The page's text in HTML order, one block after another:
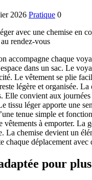
2026 Pratique 0
accompagne chaque
dans un sac. Le
Le vêtement se plie
légère et organisée. La
Elle convient aux
tissu léger apporte une
tenue simple et
vêtements à emporter. La
La chemise devient un
chaque déplacement avec
pour